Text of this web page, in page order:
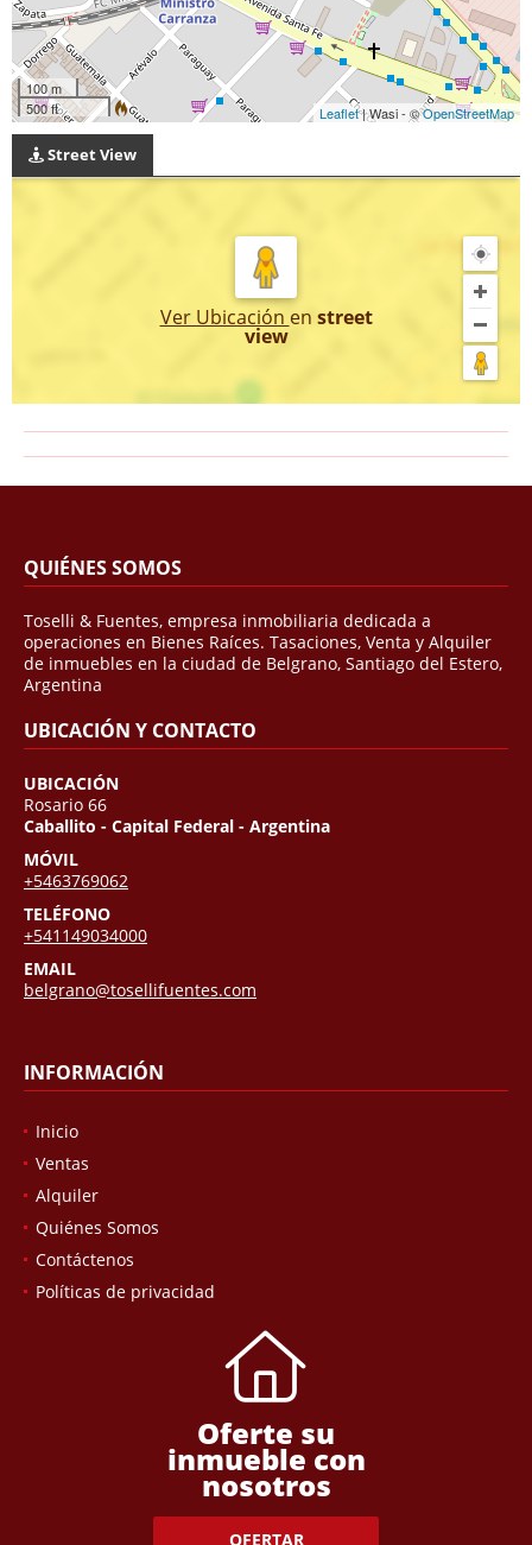
100 m
500 ft
Leaflet| Wasi - ©OpenStreetMap
Street View
Ver Ubicación en street
view
QUIÉNES SOMOS
Toselli & Fuentes, empresa inmobiliaria dedicada a
operaciones en Bienes Raíces. Tasaciones, Venta y Alquiler
de inmuebles en la ciudad de Belgrano, Santiago del Estero,
Argentina
UBICACIÓN Y CONTACTO
UBICACIÓN
Rosario 66
Caballito - Capital Federal - Argentina
MÓVIL
+5463769062
TELÉFONO
+541149034000
EMAIL
belgrano@tosellifuentes.com
INFORMACIÓN
Inicio
Ventas
Alquiler
Quiénes Somos
Contáctenos
Políticas de privacidad
Oferte su
inmueble con
nosotros